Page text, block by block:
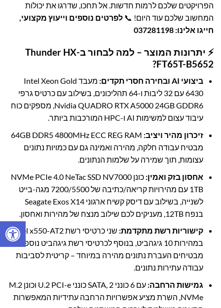
הפרויקטים שלכם לרמות חדשות. אל תחכו, שדרגו את יכולות
המחשוב שלכם עוד היום! 📞 לפרטים נוספים וייעוץ מקצועי,
חייגו אלינו: 037281198
⚡ יתרונות המוצר – למה לבחור ב-Thunder HX
FT65T-B5652?
ביצועי AI ובחירה חסרי תקדים:
מעבד Intel Xeon Gold
6430 עם 32 ליבות ו-64 תהליכונים, בשילוב עם כרטיס גרפי
Nvidia QUADRO RTX A5000 24GB GDDR6, מספקים כוח
עיבוד עצום למשימות AI ו-HPC המורכבות ביותר.
זיכרון מהיר ויציב: 64GB DDR5 4800MHz ECC REG RAM
מבטיח עבודה חלקה, מהירה ואמינה גם עם כמויות נתונים
עצומות, תוך שמירה על שלמות הנתונים.
אחסון בזק ואמין:
כונן NVMe PCIe 4.0 NeTac SSD NV7000
1TB עם מהירויות קריאה/כתיבה של 7200/5500 מגה-בייט
לשנייה, בשילוב עם דיסק קשיח ארגוני Seagate Exos X14
בנפח 12TB, מעניקים לכם שילוב מנצח של מהירות ואחסון.
קישוריות רשת מתקדמת:
שני כרטיסי רשת Intel x550-AT2
במהירות 10 גיגהביט, בנוסף לכרטיסי רשת גיגהביט נוספים,
מבטיחים העברת נתונים מהירה במיוחד – קריטית לסביבות
עבודה עתירות נתונים.
גמישות הרחבה:
עם 6 כונני SATA, 2 כונני U.2 PCI-e וכונן M.2
NVMe, השרת מציע אפשרויות הרחבה עתידיות המאפשרות